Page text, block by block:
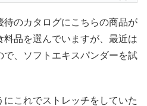
待のカタログにこちらの商品が
品を選んでいますが、最近は
、ソフトエキスパンダーを試
これでストレッチをしていた